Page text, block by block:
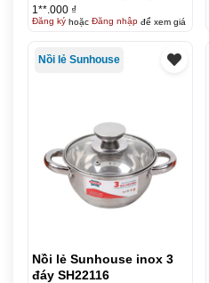
1**.000 ₫
Đăng kýhoặc Đăng nhậpđể xem giá
Nồi lẻ Sunhouse
Nồi lẻ Sunhouse inox 3
đáy SH22116